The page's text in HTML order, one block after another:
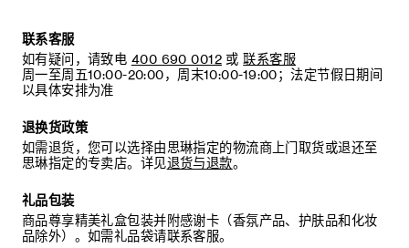
联系客服
如有疑问，请致电 400 690 0012 或 联系客服
周一至周五10:00-20:00，周末10:00-19:00；法定节假日期间
以具体安排为准
退换货政策
如需退货，您可以选择由思琳指定的物流商上门取货或退还至
思琳指定的专卖店。详见退货与退款。
礼品包装
商品尊享精美礼盒包装并附感谢卡（香氛产品、护肤品和化妆
品除外）。如需礼品袋请联系客服。